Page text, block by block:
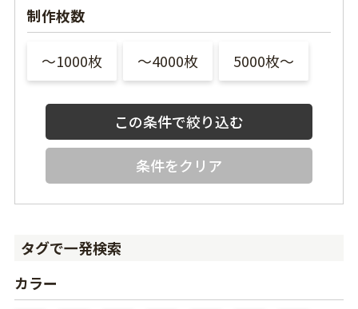
制作枚数
〜1000枚 〜4000枚 5000枚〜
条件をクリア
タグで一発検索
カラー